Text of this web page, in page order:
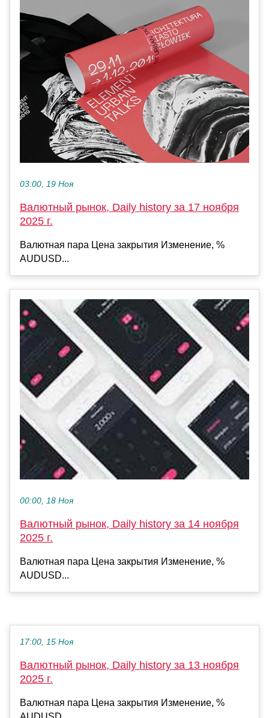
03:00, 19 Ноя
Валютный рынок, Daily history за 17 ноября
2025 г.
Валютная пара Цена закрытия Изменение, %
AUDUSD...
00:00, 18 Ноя
Валютный рынок, Daily history за 14 ноября
2025 г.
Валютная пара Цена закрытия Изменение, %
AUDUSD...
17:00, 15 Ноя
Валютный рынок, Daily history за 13 ноября
2025 г.
Валютная пара Цена закрытия Изменение, %